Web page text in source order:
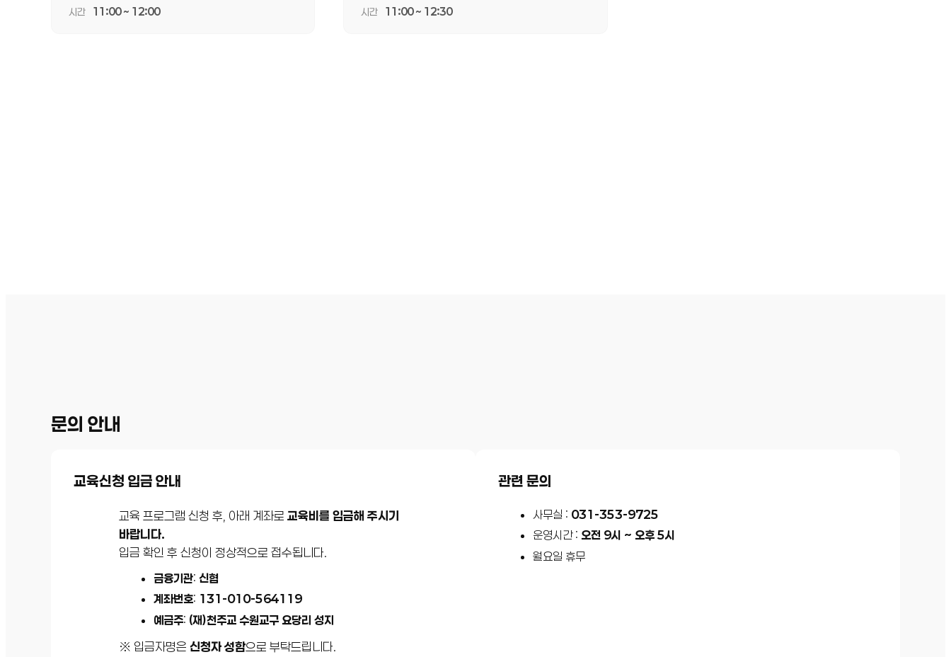
시간
11:00 ~ 12:00
시간
11:00 ~ 12:30
문의 안내
교육신청 입금 안내
교육 프로그램 신청 후, 아래 계좌로 교육비를 입금해 주시기
바랍니다.
입금 확인 후 신청이 정상적으로 접수됩니다.
금융기관: 신협
계좌번호: 131-010-564119
예금주: (재)천주교 수원교구 요당리 성지
※ 입금자명은 신청자 성함으로 부탁드립니다.
관련 문의
사무실 : 031-353-9725
운영시간 : 오전 9시 ~ 오후 5시
월요일 휴무